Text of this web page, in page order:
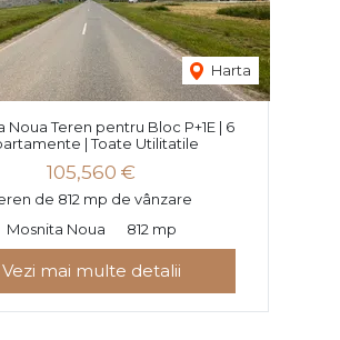
Harta
Noua Teren pentru Bloc P+1E | 6
| Toate Utilitatile
105,560 €
de 812 mp de vânzare
Mosnita Noua
812 mp
Vezi mai multe detalii